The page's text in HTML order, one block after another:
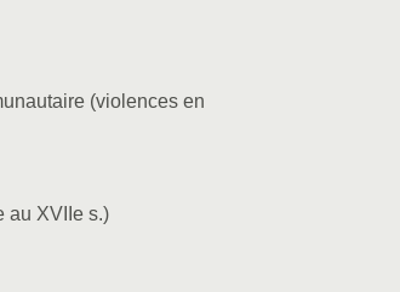
(violences en
au XVIIe s.)